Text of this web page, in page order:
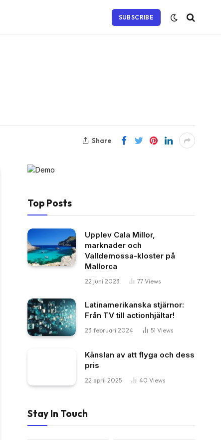
SUBSCRIBE
Share
Top Posts
Upplev Cala Millor,
marknader och
Valldemossa-kloster på
Mallorca
22 juni 2023 77 Views
Latinamerikanska stjärnor:
Från TV till actionhjältar!
23 februari 2024 51 Views
Känslan av att flyga och dess
pris
22 april 2025 40 Views
Stay In Touch